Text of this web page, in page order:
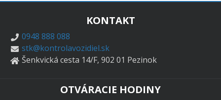
KONTAKT
0948 888 088
stk@kontrolavozidiel.sk
Šenkvická cesta 14/F, 902 01 Pezinok
OTVÁRACIE HODINY